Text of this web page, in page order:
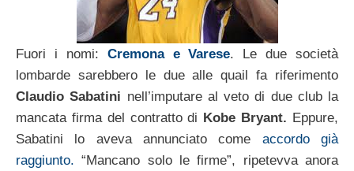
Fuori i nomi: Cremona e Varese. Le due società
lombarde sarebbero le due alle quail fa riferimento
Claudio Sabatini nell’imputare al veto di due club la
mancata firma del contratto di Kobe Bryant. Eppure,
Sabatini lo aveva annunciato come accordo già
raggiunto. “Mancano solo le firme”, ripetevva anora